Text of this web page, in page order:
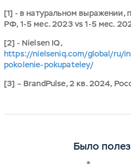
[1] - в натуральном выражении,
РФ, 1-5 мес. 2023 vs 1-5 мес.
[2] - Nielsen IQ,
https://nielseniq.com/global/ru/
pokolenie-pokupateley/
[3] – BrandPulse, 2 кв. 2024,
Было